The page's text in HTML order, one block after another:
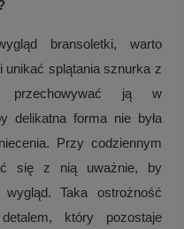
bransoletki, warto
unikać splątania sznurka z
przechowywać ją w
delikatna forma nie była
Przy codziennym
się z nią uważnie, by
Taka ostrożność
który pozostaje